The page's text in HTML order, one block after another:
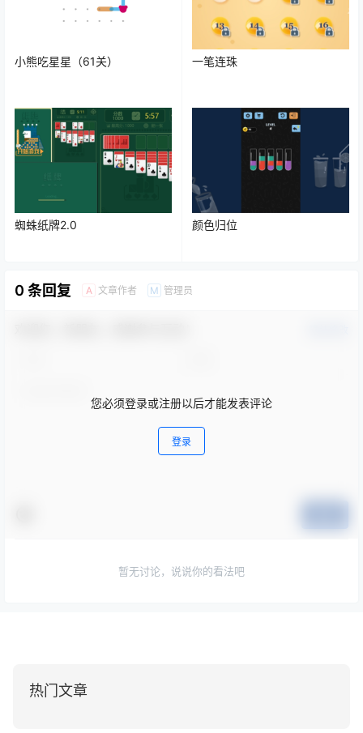
小熊吃星星（61关） 一笔连珠
蜘蛛纸牌2.0 颜色归位
0 条回复 A 文章作者 M 管理员
您必须登录或注册以后才能发表评论
登录
暂无讨论，说说你的看法吧
热门文章